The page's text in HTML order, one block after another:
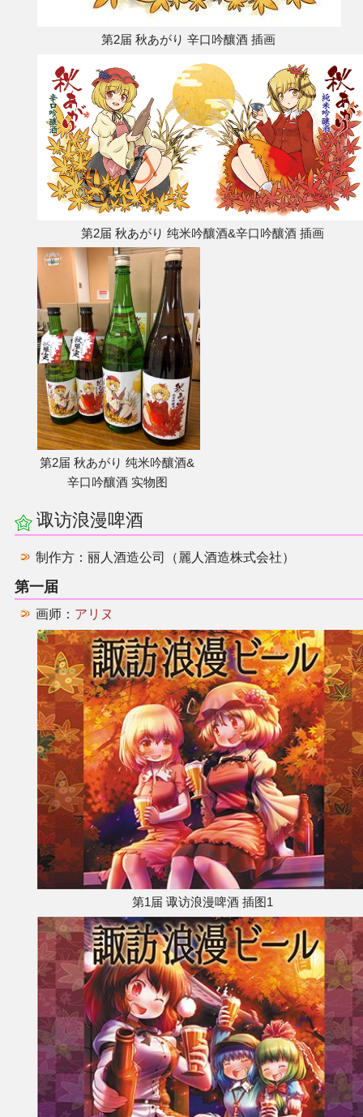
第2届 秋あがり 辛口吟釀酒 插画
第2届 秋あがり 纯米吟釀酒&辛口吟釀酒 插画
第2届 秋あがり 纯米吟釀酒&
辛口吟釀酒 实物图
诹访浪漫啤酒
制作方：丽人酒造公司（麗人酒造株式会社）
第一届
画师： アリヌ
第1届 诹访浪漫啤酒 插图1